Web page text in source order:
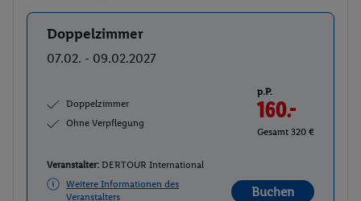
Buchen
Doppelzimmer
07.02. - 09.02.2027
Doppelzimmer
Ohne Verpflegung
p.P.
160.-
Gesamt 320 €
Veranstalter: DERTOUR International
Weitere Informationen des
Veranstalters
Buchen